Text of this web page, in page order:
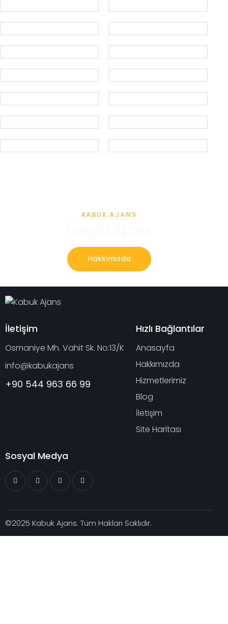
KABUK AJANS
Hakkımızda
İletişim
Osmaniye Mh. Vahit Sk. No:13/K
info@kabukajans
+90 544 963 66 99
Hızlı Bağlantılar
Anasayfa
Hakkımızda
Hizmetlerimiz
Blog
İletişim
Site Haritası
Sosyal Medya
©2025 Kabuk Ajans. Tüm Hakları Saklıdır.